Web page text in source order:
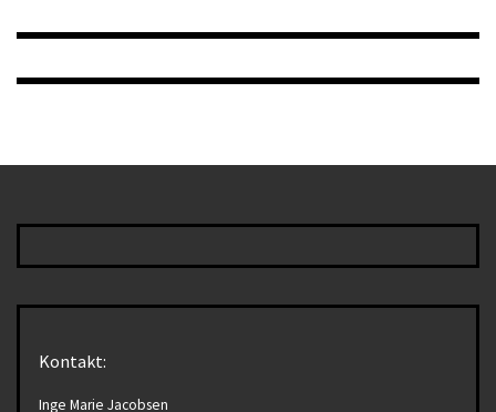
Kontakt:
Inge Marie Jacobsen